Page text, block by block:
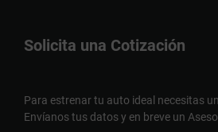
Solicita una Cotización
Para estrenar tu auto ideal necesitas
Envíanos tus datos y en breve un